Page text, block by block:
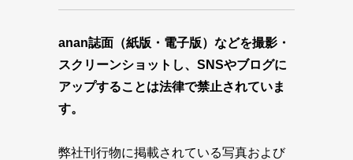
anan誌面（紙版・電子版）などを撮影・
スクリーンショットし、SNSやブログに
アップすることは法律で禁止されていま
す。
弊社刊行物に掲載されている写真および